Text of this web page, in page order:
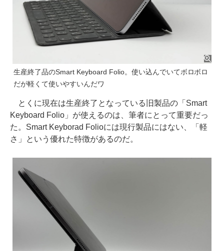
生産終了品のSmart Keyboard Folio。使い込んでいてボロボロ
だが軽くて使いやすいんだワ
とくに現在は生産終了となっている旧製品の「Smart
Keyboard Folio」が使えるのは、筆者にとって重要だっ
た。Smart Keyborad Folioには現行製品にはない、「軽
さ」という優れた特徴があるのだ。